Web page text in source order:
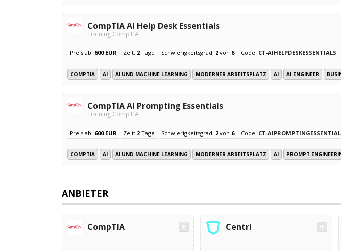
CompTIA AI Help Desk Essentials
Training CompTIA
Preis ab: 600 EUR Zeit: 2 Tage Schwierigkeitsgrad: 2 von 6 Code: CT-AIHELPDESKESSENTIALS
COMPTIA AI AI UND MACHINE LEARNING MODERNER ARBEITSPLATZ AI AI ENGINEER
CompTIA AI Prompting Essentials
Training CompTIA
Preis ab: 600 EUR Zeit: 2 Tage Schwierigkeitsgrad: 2 von 6 Code: CT-
COMPTIA AI AI UND MACHINE LEARNING MODERNER ARBEITSPLATZ AI PROMPT
ANBIETER
CompTIA Centri